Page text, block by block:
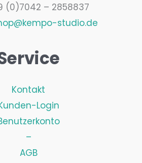
(0)7042 – 2858837
studio.de
Kontakt
Login
–
AGB